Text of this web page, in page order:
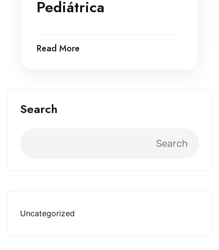
Search
Search
Uncategorized
Pediátrica
Read More